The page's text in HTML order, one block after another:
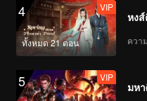
4
ทั้งหมด 21 ตอน
VIP
หง
ควา
5 VIP
มห